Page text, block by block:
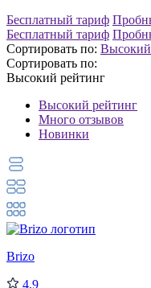
Бесплатный тариф
Бесплатный тариф
Сортировать по:
Сортировать по:
Высокий рейтинг
Высокий рейтинг
Много отзывов
Новинки
Brizo
4,9